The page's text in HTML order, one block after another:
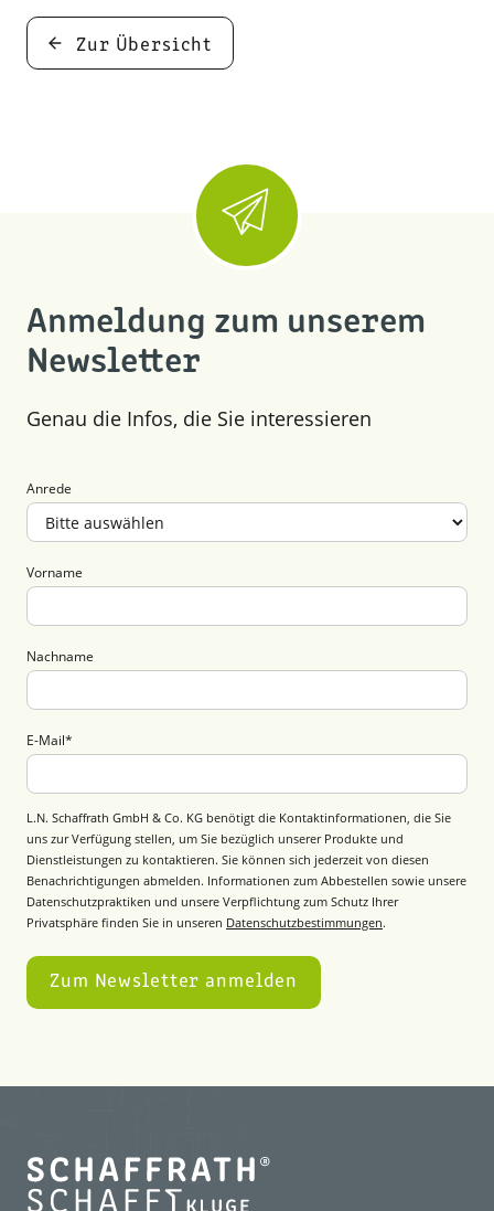
Zur Übersicht
Anmeldung zum unserem
Newsletter
Genau die Infos, die Sie interessieren
Anrede
Vorname
Nachname
E-Mail*
L.N. Schaffrath GmbH & Co. KG benötigt die Kontaktinformationen, die Sie
uns zur Verfügung stellen, um Sie bezüglich unserer Produkte und
Dienstleistungen zu kontaktieren. Sie können sich jederzeit von diesen
Benachrichtigungen abmelden. Informationen zum Abbestellen sowie unsere
Datenschutzpraktiken und unsere Verpflichtung zum Schutz Ihrer
Privatsphäre finden Sie in unseren Datenschutzbestimmungen.